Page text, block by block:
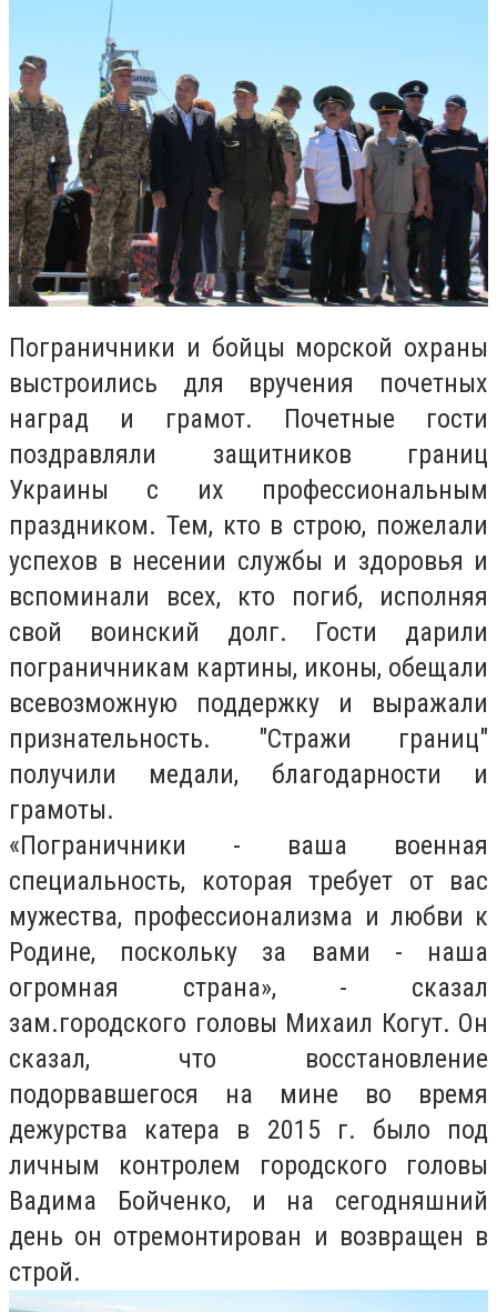
Пограничники и бойцы морской охраны
выстроились для вручения почетных
наград и грамот. Почетные гости
поздравляли защитников границ
Украины с их профессиональным
праздником. Тем, кто в строю, пожелали
успехов в несении службы и здоровья и
вспоминали всех, кто погиб, исполняя
свой воинский долг. Гости дарили
пограничникам картины, иконы, обещали
всевозможную поддержку и выражали
признательность. "Cтражи границ"
получили медали, благодарности и
грамоты.
«Пограничники - ваша военная
специальность, которая требует от вас
мужества, профессионализма и любви к
Родине, поскольку за вами - наша
огромная страна», - сказал
зам.городского головы Михаил Когут. Он
сказал, что восстановление
подорвавшегося на мине во время
дежурства катера в 2015 г. было под
личным контролем городского головы
Вадима Бойченко, и на сегодняшний
день он отремонтирован и возвращен в
строй.